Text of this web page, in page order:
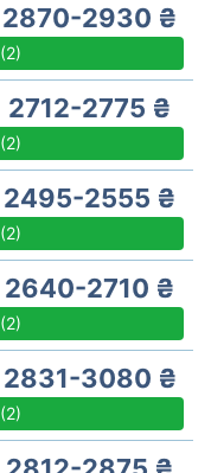
2870-2930 ₴
(2)
2712-2775 ₴
(2)
2495-2555 ₴
(2)
2640-2710 ₴
(2)
2831-3080 ₴
(2)